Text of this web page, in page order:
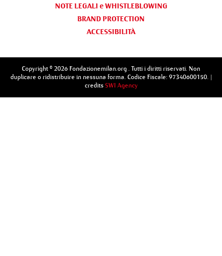
NOTE LEGALI e WHISTLEBLOWING
BRAND PROTECTION
ACCESSIBILITÀ
Copyright © 2026 Fondazionemilan.org . Tutti i diritti riservati. Non
duplicare o ridistribuire in nessuna forma. Codice Fiscale: 97340600150. |
credits SWI Agency